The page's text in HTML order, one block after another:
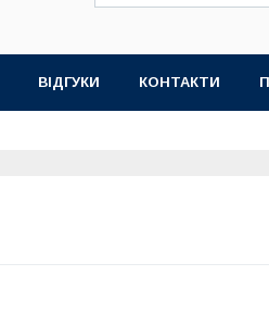
ВІДГУКИ КОНТАКТИ